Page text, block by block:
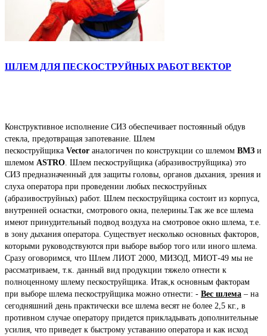
ШЛЕМ ДЛЯ ПЕСКОСТРУЙНЫХ РАБОТ ВЕКТОР
Конструктивное исполнение СИЗ обеспечивает постоянный обдув
стекла, предотвращая запотевание. Шлем
пескоструйщика Vector аналогичен по конструкции со шлемом ВМЗ и
шлемом ASTRO. Шлем пескоструйщика (абразивоструйщика) это
СИЗ предназначенный для защиты головы, органов дыхания, зрения и
слуха оператора при проведении любых пескоструйных
(абразивоструйных) работ. Шлем пескоструйщика состоит из корпуса,
внутренней оснастки, смотрового окна, пелерины.Так же все шлема
имеют принудительный подвод воздуха на смотровое окно шлема, т.е.
в зону дыхания оператора. Существует несколько основных факторов,
которыми руководствуются при выборе выбор того или иного шлема.
Сразу оговоримся, что Шлем ЛИОТ 2000, МИЗОД, МИОТ-49 мы не
рассматриваем, т.к. данный вид продукции тяжело отнести к
полноценному шлему пескоструйщика. Итак,к основным факторам
при выборе шлема пескоструйщика можно отнести: - Вес шлема – на
сегодняшний день практически все шлема весят не более 2,5 кг., в
противном случае оператору придется прикладывать дополнительные
усилия, что приведет к быстрому уставанию оператора и как исход